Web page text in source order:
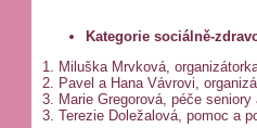
Kategorie sociálně-
1. Miluška Mrvková,
2. Pavel a Hana Vávrovi,
3. Marie Gregorová, péče
3. Terezie Doležalová, pomoc a